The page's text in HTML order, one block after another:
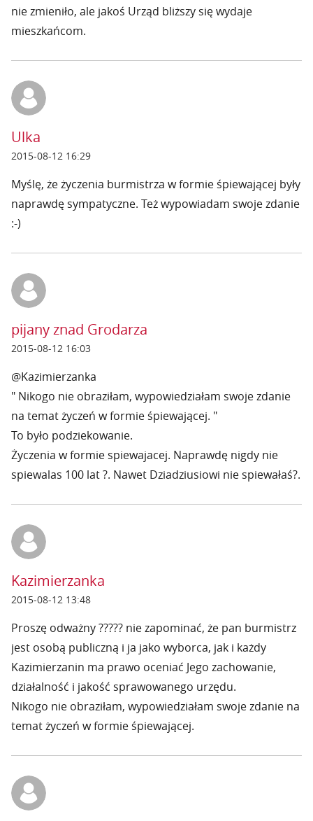
nie zmieniło, ale jakoś Urząd bliższy się wydaje
mieszkańcom.
Ulka
2015-08-12 16:29
Myślę, że życzenia burmistrza w formie śpiewającej były
naprawdę sympatyczne. Też wypowiadam swoje zdanie
:-)
pijany znad Grodarza
2015-08-12 16:03
@Kazimierzanka
" Nikogo nie obraziłam, wypowiedziałam swoje zdanie
na temat życzeń w formie śpiewającej. "
To było podziekowanie.
Życzenia w formie spiewajacej. Naprawdę nigdy nie
spiewalas 100 lat ?. Nawet Dziadziusiowi nie spiewałaś?.
Kazimierzanka
2015-08-12 13:48
Proszę odważny ????? nie zapominać, że pan burmistrz
jest osobą publiczną i ja jako wyborca, jak i każdy
Kazimierzanin ma prawo oceniać Jego zachowanie,
działalność i jakość sprawowanego urzędu.
Nikogo nie obraziłam, wypowiedziałam swoje zdanie na
temat życzeń w formie śpiewającej.